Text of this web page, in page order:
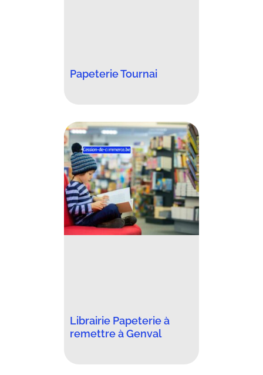
Papeterie Tournai
Librairie Papeterie à
remettre à Genval